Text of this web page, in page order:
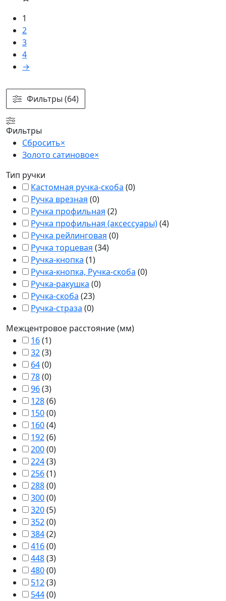
Фильтры (64)
Фильтры
Сбросить×
Золото сатиновое×
Тип ручки
Кастомная ручка-скоба (0)
Ручка врезная (0)
Ручка профильная (2)
Ручка профильная (аксессуары)(4)
Ручка рейлинговая (0)
Ручка торцевая (34)
Ручка-кнопка (1)
Ручка-кнопка, Ручка-скоба (0)
Ручка-ракушка (0)
Ручка-скоба (23)
Ручка-страза (0)
Межцентровое расстояние (мм)
16(1)
32(3)
64(0)
78(0)
96(3)
128(6)
150(0)
160(4)
192(6)
200(0)
224(3)
256(1)
288(0)
300(0)
320(5)
352(0)
384(2)
416(0)
448(3)
480(0)
512(3)
544(0)
1
2
3
4
→